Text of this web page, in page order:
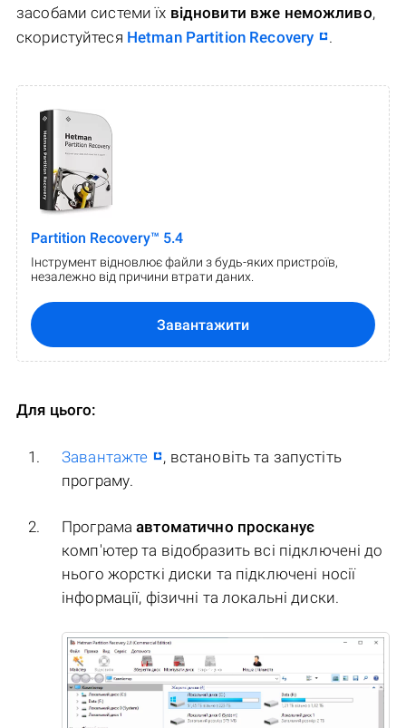
засобами системи їх відновити вже неможливо,
скористуйтеся Hetman Partition Recovery .
Partition Recovery™ 5.4
Інструмент відновлює файли з будь-яких пристроїв,
незалежно від причини втрати даних.
Завантажити
Для цього:
Завантажте
, встановіть та запустіть
програму.
Програмаавтоматично просканує
комп'ютер та відобразить всі підключені до
нього жорсткі диски та підключені носії
інформації, фізичні та локальні диски.